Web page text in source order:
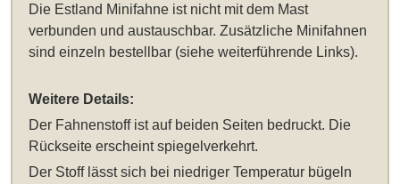
Die Estland Minifahne ist nicht mit dem Mast
verbunden und austauschbar. Zusätzliche Minifahnen
sind einzeln bestellbar (siehe weiterführende Links).
Weitere Details:
Der Fahnenstoff ist auf beiden Seiten bedruckt. Die
Rückseite erscheint spiegelverkehrt.
Der Stoff lässt sich bei niedriger Temperatur bügeln